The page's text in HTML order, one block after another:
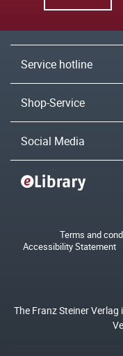
Service hotline
Shop-Service
Social Media
Terms and
Accessibility Statement
The Franz Steiner